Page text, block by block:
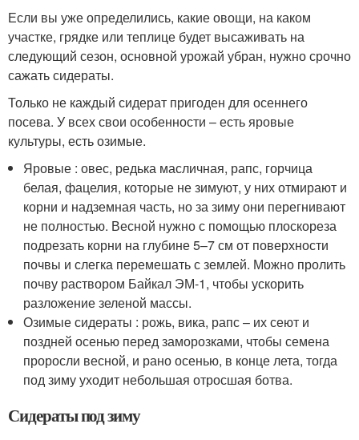
Если вы уже определились, какие овощи, на каком
участке, грядке или теплице будет высаживать на
следующий сезон, основной урожай убран, нужно срочно
сажать сидераты.
Только не каждый сидерат пригоден для осеннего
посева. У всех свои особенности – есть яровые
культуры, есть озимые.
Яровые : овес, редька масличная, рапс, горчица
белая, фацелия, которые не зимуют, у них отмирают и
корни и надземная часть, но за зиму они перегнивают
не полностью. Весной нужно с помощью плоскореза
подрезать корни на глубине 5–7 см от поверхности
почвы и слегка перемешать с землей. Можно пролить
почву раствором Байкал ЭМ-1, чтобы ускорить
разложение зеленой массы.
Озимые сидераты : рожь, вика, рапс – их сеют и
поздней осенью перед заморозками, чтобы семена
проросли весной, и рано осенью, в конце лета, тогда
под зиму уходит небольшая отросшая ботва.
Сидераты под зиму